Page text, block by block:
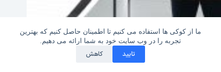
ما از کوکی ها استفاده می کنیم تا اطمینان حاصل کنیم که بهترین
تجربه را در وب سایت خود به شما ارائه می دهیم.
تایید کاهش
قیمت واقعی خانه هوشمند در ایران چقدر است؟
کلیه حقوق این سایت متعلق به مجله خبری دی سی ای کالا
می باشد Dcakala.com/Articles - Copyright © 2020-2017 |